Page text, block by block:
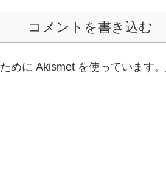
コメントを書き込む
めに Akismet を使っています。